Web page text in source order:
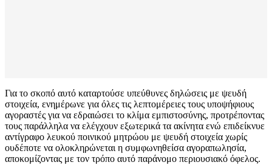
Για το σκοπό αυτό καταρτούσε υπεύθυνες δηλώσεις με ψευδή
στοιχεία, ενημέρωνε για όλες τις λεπτομέρειες τους υποψήφιους
αγοραστές για να εδραιώσει το κλίμα εμπιστοσύνης, προτρέποντας
τους παράλληλα να ελέγχουν εξωτερικά τα ακίνητα ενώ επιδείκνυε
αντίγραφο λευκού ποινικού μητρώου με ψευδή στοιχεία χωρίς
ουδέποτε να ολοκληρώνεται η συμφωνηθείσα αγοραπωλησία,
αποκομίζοντας με τον τρόπο αυτό παράνομο περιουσιακό όφελος.